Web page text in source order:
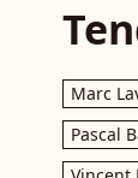
Marc
Pascal